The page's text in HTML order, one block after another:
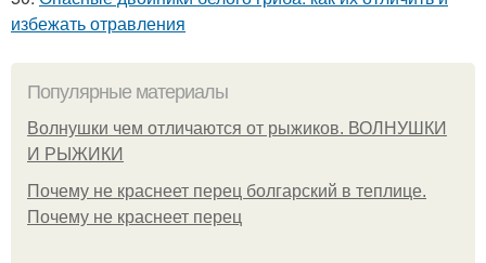
избежать отравления
Популярные материалы
Волнушки чем отличаются от рыжиков. ВОЛНУШКИ
И РЫЖИКИ
Почему не краснеет перец болгарский в теплице.
Почему не краснеет перец